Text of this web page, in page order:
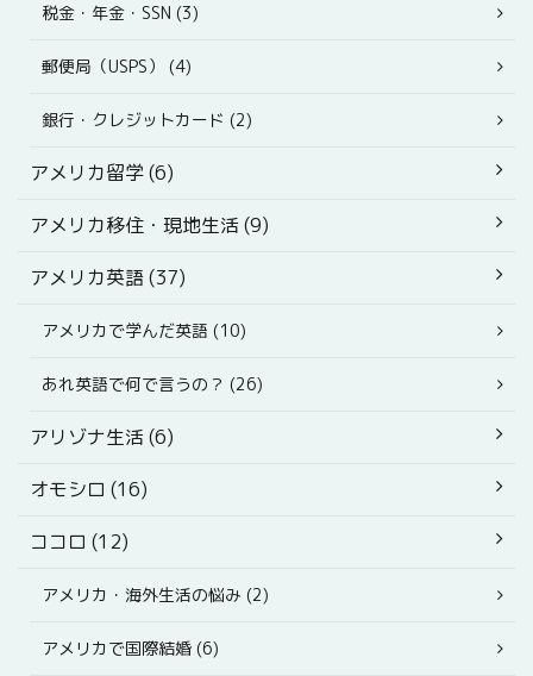
税金・年金・SSN (3)
郵便局（USPS） (4)
銀行・クレジットカード (2)
アメリカ留学 (6)
アメリカ移住・現地生活 (9)
アメリカ英語 (37)
アメリカで学んだ英語 (10)
あれ英語で何で言うの？ (26)
アリゾナ生活 (6)
オモシロ (16)
ココロ (12)
アメリカ・海外生活の悩み (2)
アメリカで国際結婚 (6)